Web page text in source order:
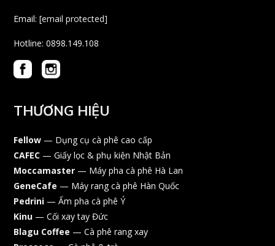
Email:[email protected]
Hotline: 0898.149.108
THƯƠNG HIỆU
Fellow — Dụng cụ cà phê cao cấp
CAFEC — Giấy lọc & phụ kiện Nhật Bản
Moccamaster — Máy pha cà phê Hà Lan
GeneCafe — Máy rang cà phê Hàn Quốc
Pedrini — Ấm pha cà phê Ý
Kinu — Cối xay tay Đức
Blagu Coffee — Cà phê rang xay